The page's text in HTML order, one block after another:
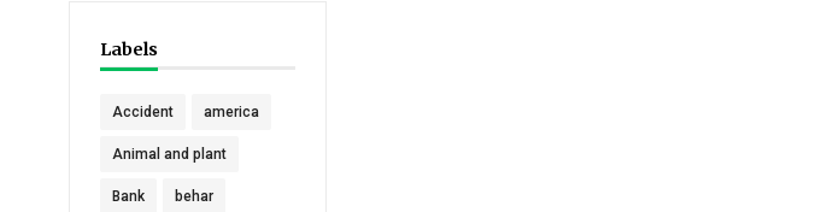
Labels
Accident america
Animal and plant
Bank behar